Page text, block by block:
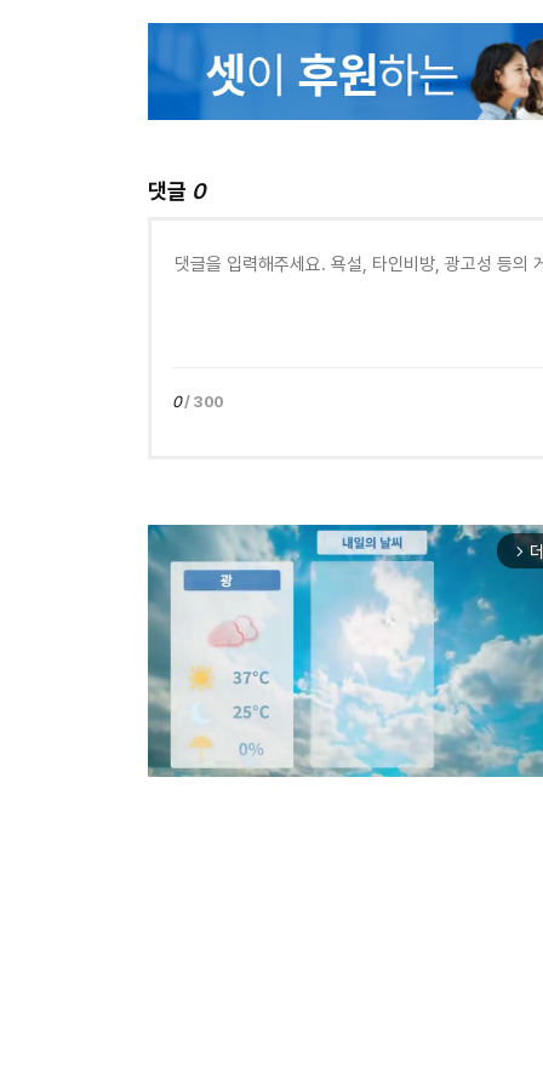
댓글 0
0/ 300
arrow_forward_ios